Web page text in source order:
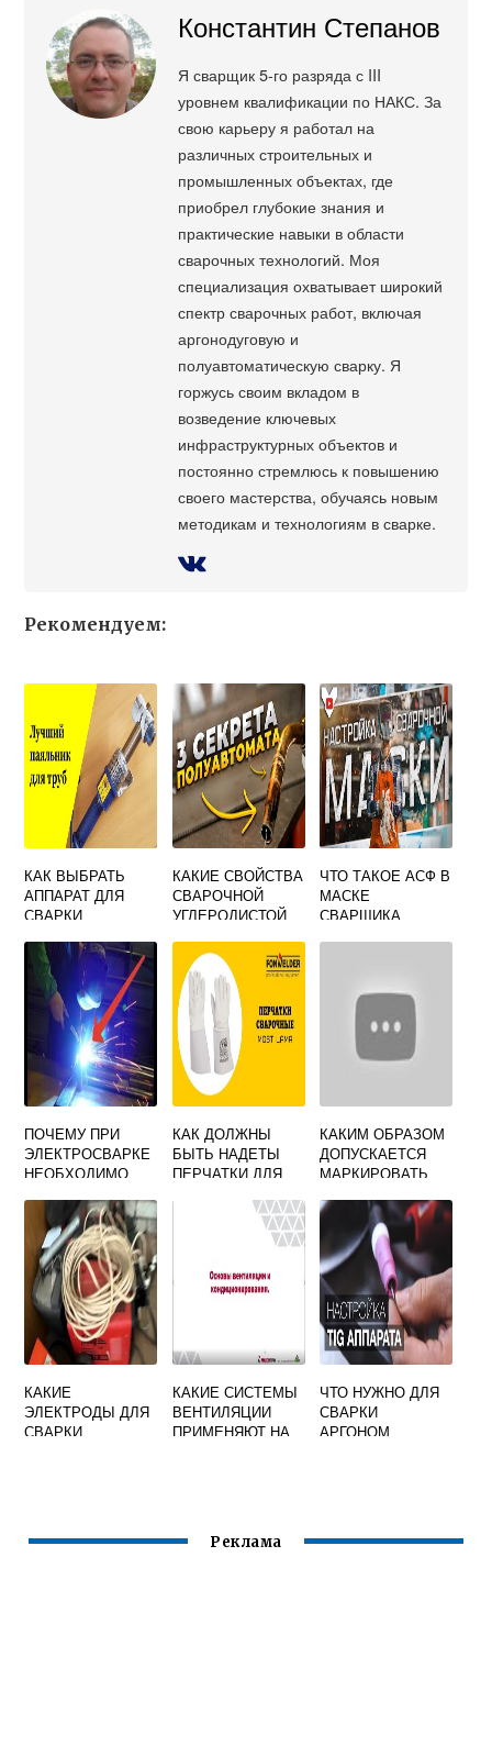
Константин Степанов
Я сварщик 5-го разряда с III
уровнем квалификации по НАКС. За
свою карьеру я работал на
различных строительных и
промышленных объектах, где
приобрел глубокие знания и
практические навыки в области
сварочных технологий. Моя
специализация охватывает широкий
спектр сварочных работ, включая
аргонодуговую и
полуавтоматическую сварку. Я
горжусь своим вкладом в
возведение ключевых
инфраструктурных объектов и
постоянно стремлюсь к повышению
своего мастерства, обучаясь новым
методикам и технологиям в сварке.
Рекомендуем:
КАК ВЫБРАТЬ
АППАРАТ ДЛЯ
СВАРКИ
ТРУБ
КАКИЕ СВОЙСТВА
СВАРОЧНОЙ
УГЛЕРОДИСТОЙ
ПРОВЕРЯЮТ
ПЕРЕД ВЫДАЧЕЙ
НА
ПРОИЗВОДСТВЕН
НЫЙ УЧАСТОК
ЧТО ТАКОЕ АСФ В
МАСКЕ
СВАРЩИКА
ПОЧЕМУ ПРИ
ЭЛЕКТРОСВАРКЕ
НЕОБХОДИМО
ЗАЩИТНЫМИ
ОЧКАМИ
КАК ДОЛЖНЫ
БЫТЬ НАДЕТЫ
ПЕРЧАТКИ ДЛЯ
Я ПОПАДАНИЯ
ОКАЛИНЫ НА
ЭЛЕКТРОСВАРЩИ
КАКИМ ОБРАЗОМ
ДОПУСКАЕТСЯ
МАРКИРОВАТЬ
СОЕДИНЕНИЕ
ВЫПОЛНЕННОЕ
НЕСКОЛЬКИМИ
СВАРЩИКАМИ
КАКИЕ
ЭЛЕКТРОДЫ ДЛЯ
СВАРКИ
КАКИЕ СИСТЕМЫ
ВЕНТИЛЯЦИИ
ПРИМЕНЯЮТ НА
ЧТО НУЖНО ДЛЯ
СВАРКИ
АРГОНОМ
Реклама